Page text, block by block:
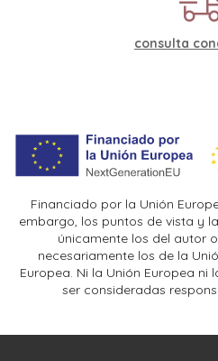
consulta
Financiado por la Unión
embargo, los puntos de vista y
únicamente los del autor
necesariamente los de la
Europea. Ni la Unión Europea ni
ser consideradas